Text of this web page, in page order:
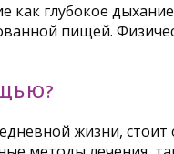
глубокое
пищей.
жизни,